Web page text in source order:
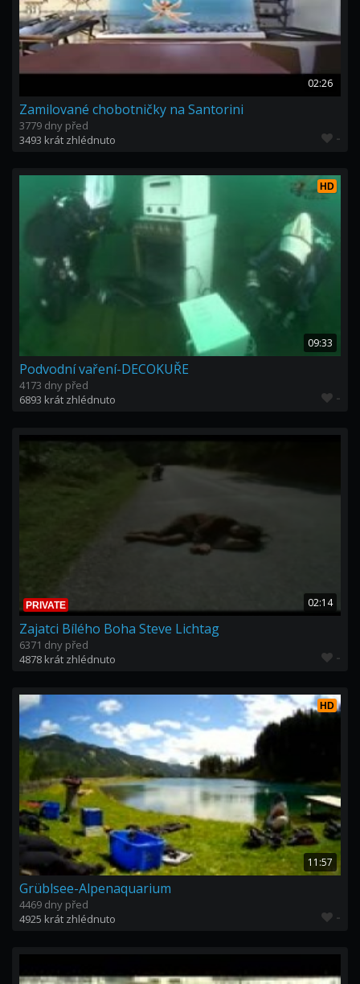
02:26
Zamilované chobotničky na Santorini
3779 dny před
3493 krát zhlédnuto
-
HD
09:33
Podvodní vaření-DECOKUŘE
4173 dny před
6893 krát zhlédnuto
-
PRIVATE 02:14
Zajatci Bílého Boha Steve Lichtag
6371 dny před
4878 krát zhlédnuto
-
HD
11:57
Grüblsee-Alpenaquarium
4469 dny před
4925 krát zhlédnuto
-